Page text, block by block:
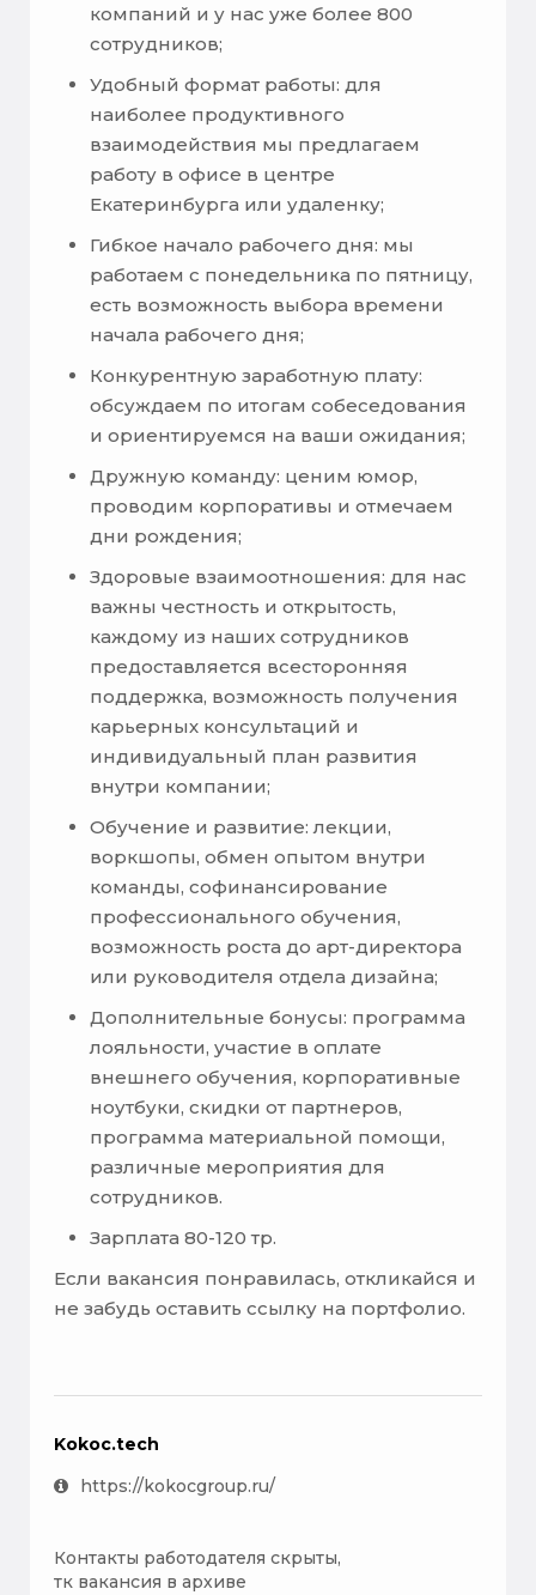
компаний и у нас уже более 800
сотрудников;
Удобный формат работы: для
наиболее продуктивного
взаимодействия мы предлагаем
работу в офисе в центре
Екатеринбурга или удаленку;
Гибкое начало рабочего дня: мы
работаем с понедельника по пятницу,
есть возможность выбора времени
начала рабочего дня;
Конкурентную заработную плату:
обсуждаем по итогам собеседования
и ориентируемся на ваши ожидания;
Дружную команду: ценим юмор,
проводим корпоративы и отмечаем
дни рождения;
Здоровые взаимоотношения: для нас
важны честность и открытость,
каждому из наших сотрудников
предоставляется всесторонняя
поддержка, возможность получения
карьерных консультаций и
индивидуальный план развития
внутри компании;
Обучение и развитие: лекции,
воркшопы, обмен опытом внутри
команды, софинансирование
профессионального обучения,
возможность роста до арт-директора
или руководителя отдела дизайна;
Дополнительные бонусы: программа
лояльности, участие в оплате
внешнего обучения, корпоративные
ноутбуки, скидки от партнеров,
программа материальной помощи,
различные мероприятия для
сотрудников.
Зарплата 80-120 тр.
Если вакансия понравилась, откликайся и
не забудь оставить ссылку на портфолио.
Kokoc.tech
https://kokocgroup.ru/
Контакты работодателя скрыты,
тк вакансия в архиве